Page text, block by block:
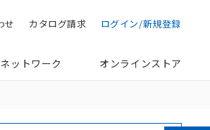
ログイン/新規登録
カタログ請求
せ
ットワーク オンラインストア